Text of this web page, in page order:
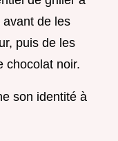
de les
puis de les
chocolat noir.
son identité à